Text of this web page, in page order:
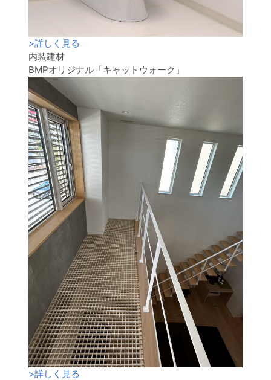
>詳しく見る
内装建材
BMPオリジナル「キャットウォーク」
>詳しく見る